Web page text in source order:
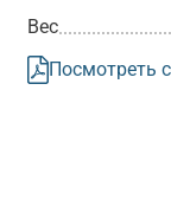
Вес
Посмотреть